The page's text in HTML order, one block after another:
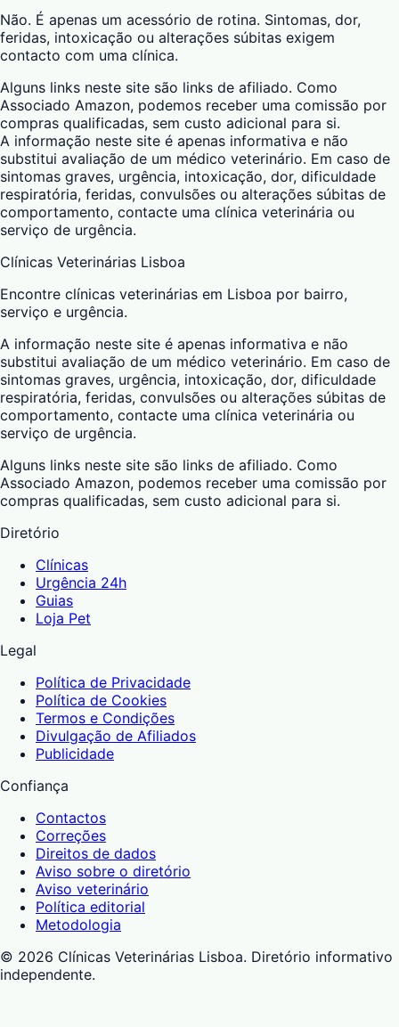
Não. É apenas um acessório de rotina. Sintomas, dor,
feridas, intoxicação ou alterações súbitas exigem
contacto com uma clínica.
Alguns links neste site são links de afiliado. Como
Associado Amazon, podemos receber uma comissão por
compras qualificadas, sem custo adicional para si.
A informação neste site é apenas informativa e não
substitui avaliação de um médico veterinário. Em caso de
sintomas graves, urgência, intoxicação, dor, dificuldade
respiratória, feridas, convulsões ou alterações súbitas de
comportamento, contacte uma clínica veterinária ou
serviço de urgência.
Clínicas Veterinárias Lisboa
Encontre clínicas veterinárias em Lisboa por bairro,
serviço e urgência.
A informação neste site é apenas informativa e não
substitui avaliação de um médico veterinário. Em caso de
sintomas graves, urgência, intoxicação, dor, dificuldade
respiratória, feridas, convulsões ou alterações súbitas de
comportamento, contacte uma clínica veterinária ou
serviço de urgência.
Alguns links neste site são links de afiliado. Como
Associado Amazon, podemos receber uma comissão por
compras qualificadas, sem custo adicional para si.
Diretório
Clínicas
Urgência 24h
Guias
Loja Pet
Legal
Política de Privacidade
Política de Cookies
Termos e Condições
Divulgação de Afiliados
Publicidade
Confiança
Contactos
Correções
Direitos de dados
Aviso sobre o diretório
Aviso veterinário
Política editorial
Metodologia
© 2026 Clínicas Veterinárias Lisboa. Diretório informativo
independente.